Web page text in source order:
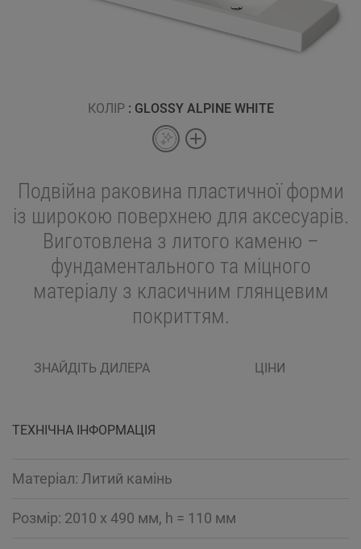
КОЛІР : GLOSSY ALPINE WHITE
Подвійна раковина пластичної форми
із широкою поверхнею для аксесуарів.
Виготовлена з литого каменю –
фундаментального та міцного
матеріалу з класичним глянцевим
покриттям.
ЗНАЙДІТЬ ДИЛЕРА ЦІНИ
ТЕХНІЧНА ІНФОРМАЦІЯ
Mатеріал: Литий камінь
Розмір: 2010 x 490 мм, h = 110 мм